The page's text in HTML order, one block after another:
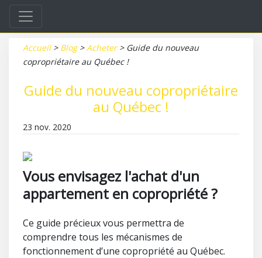
Accueil > Blog >Acheter > Guide du nouveau
copropriétaire au Québec !
Guide du nouveau copropriétaire
au Québec !
23 nov. 2020
Vous envisagez l'achat d'un
appartement en copropriété ?
Ce guide précieux vous permettra de
comprendre tous les mécanismes de
fonctionnement d’une copropriété au Québec.